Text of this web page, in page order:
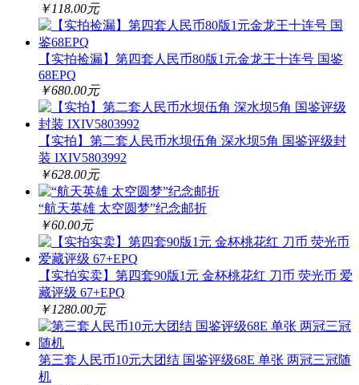
￥118.00元
【实拍捡漏】第四套人民币80版1元金龙王十连号 国鉴
68EPQ
￥680.00元
【实拍】第二套人民币水坝伍角 深水坝5角 国鉴评级封
装 IXIV5803992
￥628.00元
“航天英雄 太空圆梦”纪念邮折
￥60.00元
【实拍实卖】第四套90版1元 金杯桃花红 刀币 荧光币 爱
藏评级 67+EPQ
￥1280.00元
第三套人民币10元大团结 国鉴评级68E 单张 两冠三冠随
机